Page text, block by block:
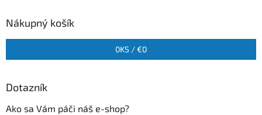
Nákupný košík
0KS /€0
Dotazník
Ako sa Vám páči náš e-shop?